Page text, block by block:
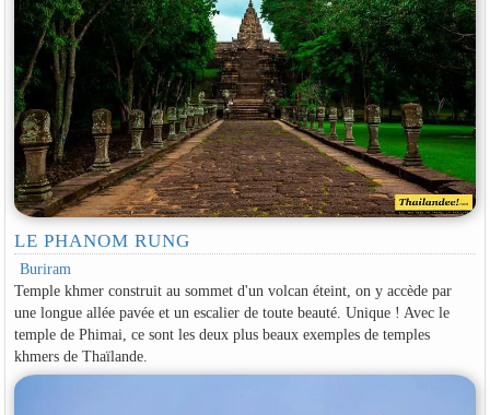
LE PHANOM RUNG
Buriram
Temple khmer construit au sommet d'un volcan éteint, on y accède par
une longue allée pavée et un escalier de toute beauté. Unique ! Avec le
temple de Phimai, ce sont les deux plus beaux exemples de temples
khmers de Thaïlande.